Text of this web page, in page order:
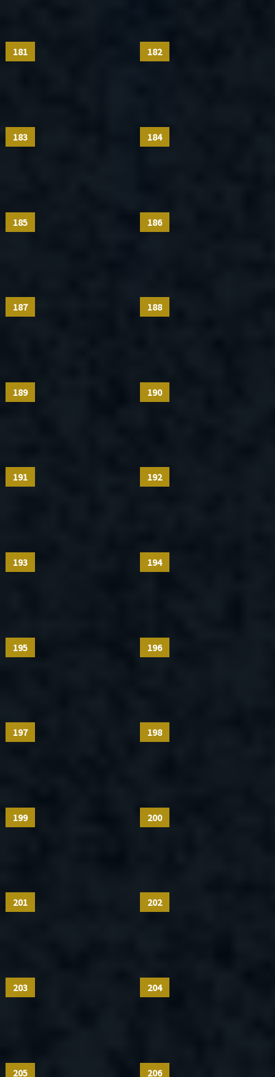
181 182
183 184
185 186
187 188
189 190
191 192
193 194
195 196
197 198
199 200
201 202
203 204
205 206